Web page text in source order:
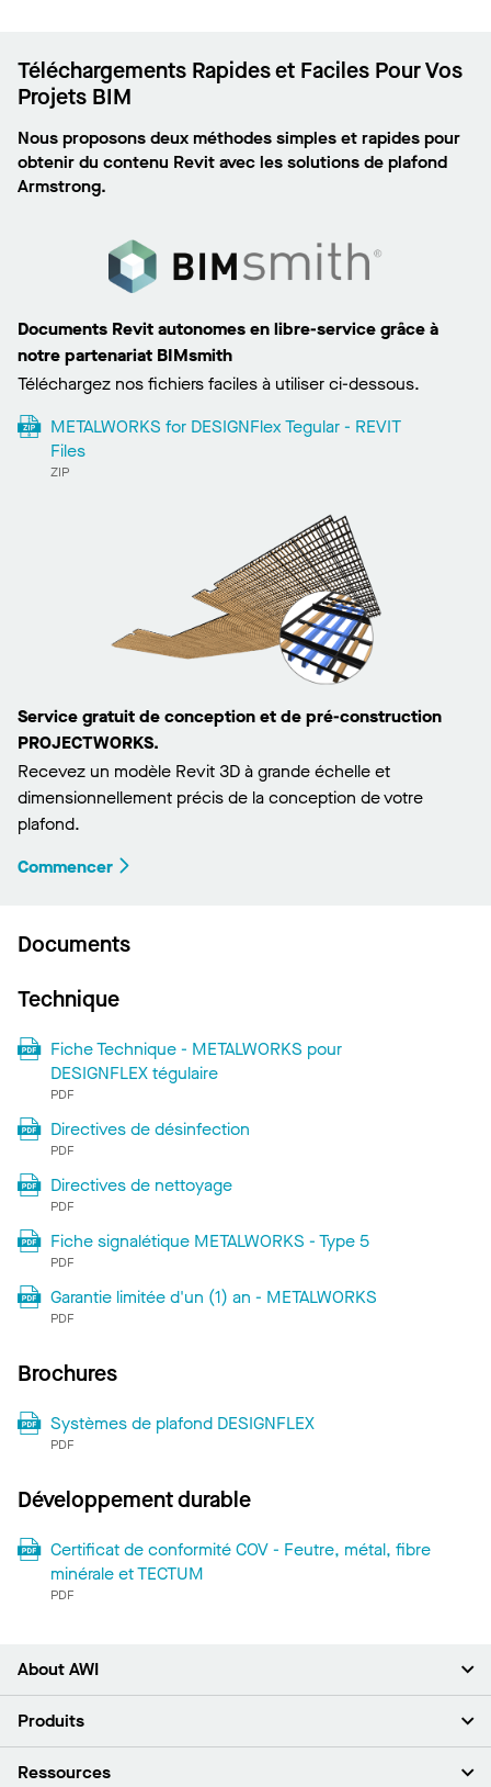
Téléchargements Rapides et Faciles Pour Vos
Projets BIM
Nous proposons deux méthodes simples et rapides pour
obtenir du contenu Revit avec les solutions de plafond
Armstrong.
Documents Revit autonomes en libre-service grâce à
notre partenariat BIMsmith
Téléchargez nos fichiers faciles à utiliser ci-dessous.
METALWORKS for DESIGNFlex Tegular - REVIT
Files
ZIP
Service gratuit de conception et de pré-construction
PROJECTWORKS.
Recevez un modèle Revit 3D à grande échelle et
dimensionnellement précis de la conception de votre
plafond.
Commencer
Documents
Technique
Fiche Technique - METALWORKS pour
DESIGNFLEX tégulaire
PDF
Directives de désinfection
PDF
Directives de nettoyage
PDF
Fiche signalétique METALWORKS - Type 5
PDF
Garantie limitée d'un (1) an - METALWORKS
PDF
Brochures
Systèmes de plafond DESIGNFLEX
PDF
Développement durable
Certificat de conformité COV - Feutre, métal, fibre
minérale et TECTUM
PDF
About AWI
À propos de nous
Produits
Plafonds
Ressources